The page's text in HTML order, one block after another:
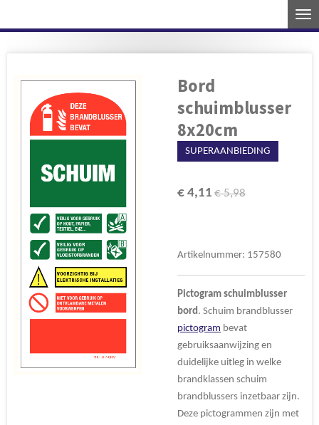
direct
hoofdinhoud
Bord
schuimblusser
8x20cm
SUPERAANBIEDING
€ 4,11 € 5,98
Artikelnummer: 157580
Pictogram schuimblusser
bord. Schuim brandblusser
pictogram bevat
gebruiksaanwijzing en
duidelijke uitleg in welke
brandklassen schuim
brandblussers inzetbaar zijn.
Deze pictogrammen zijn met